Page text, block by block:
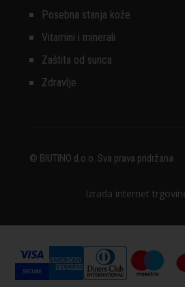
Posebna stanja kože
Vitamini i minerali
Zaštita od sunca
Zdravlje
© BIUTINO d.o.o. Sva prava pridržana
Izrada internet